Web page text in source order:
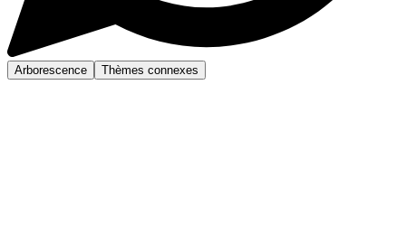
Arborescence Thèmes connexes